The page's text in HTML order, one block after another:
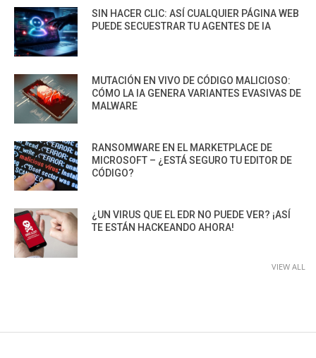
SIN HACER CLIC: ASÍ CUALQUIER PÁGINA WEB
PUEDE SECUESTRAR TU AGENTES DE IA
MUTACIÓN EN VIVO DE CÓDIGO MALICIOSO:
CÓMO LA IA GENERA VARIANTES EVASIVAS DE
MALWARE
RANSOMWARE EN EL MARKETPLACE DE
MICROSOFT – ¿ESTÁ SEGURO TU EDITOR DE
CÓDIGO?
¿UN VIRUS QUE EL EDR NO PUEDE VER? ¡ASÍ
TE ESTÁN HACKEANDO AHORA!
VIEW ALL